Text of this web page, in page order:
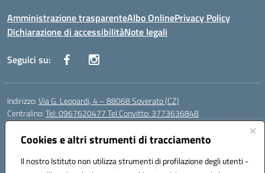
Cookies e altri strumenti di tracciamento
Il nostro Istituto non utilizza strumenti di profilazione degli utenti -
Amministrazione trasparenteAlbo OnlinePrivacy Policy
Dichiarazione di accessibilitàNote legali
Seguici su:
Indirizzo:Via G. Leopardi, 4 – 88068 Soverato (CZ)
Centralino:Tel: 0967620477 Tel Convitto: 3773636848
Email:
Posta elettronica certificata (PEC):czrh04000q@pec.istruzione.it
Codice fiscale: 84000690796